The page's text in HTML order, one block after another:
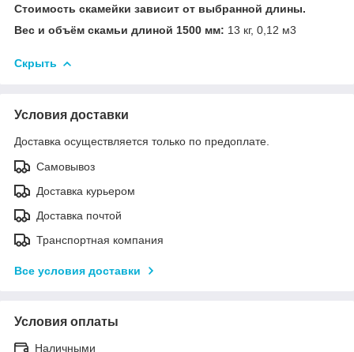
Стоимость скамейки зависит от выбранной длины.
Вес и объём скамьи длиной 1500 мм: 13 кг, 0,12 м3
Скрыть
Условия доставки
Доставка осуществляется только по предоплате.
Самовывоз
Доставка курьером
Доставка почтой
Транспортная компания
Все условия доставки
Условия оплаты
Наличными